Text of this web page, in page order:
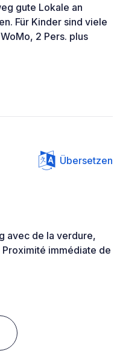
gute Lokale an
Für Kinder sind viele
2 Pers. plus
Übersetzen
avec de la verdure,
immédiate de